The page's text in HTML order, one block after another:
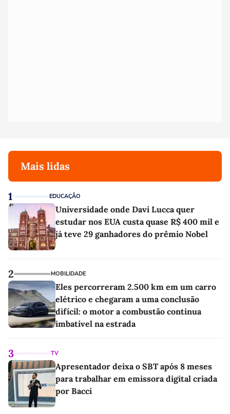
Mais lidas
1 EDUCAÇÃO
Universidade onde Davi Lucca quer
estudar nos EUA custa quase R$ 400 mil e
já teve 29 ganhadores do prêmio Nobel
2 MOBILIDADE
Eles percorreram 2.500 km em um carro
elétrico e chegaram a uma conclusão
difícil: o motor a combustão continua
imbatível na estrada
3 TV
Apresentador deixa o SBT após 8 meses
para trabalhar em emissora digital criada
por Bacci